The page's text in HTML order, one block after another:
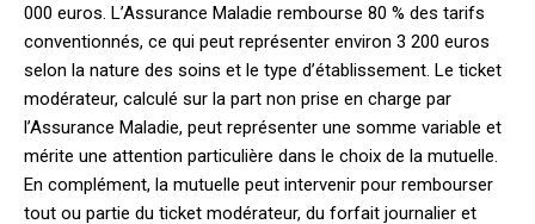
000 euros. L’Assurance Maladie rembourse 80 % des tarifs
conventionnés, ce qui peut représenter environ 3 200 euros
selon la nature des soins et le type d’établissement. Le ticket
modérateur, calculé sur la part non prise en charge par
l’Assurance Maladie, peut représenter une somme variable et
mérite une attention particulière dans le choix de la mutuelle.
En complément, la mutuelle peut intervenir pour rembourser
tout ou partie du ticket modérateur, du forfait journalier et